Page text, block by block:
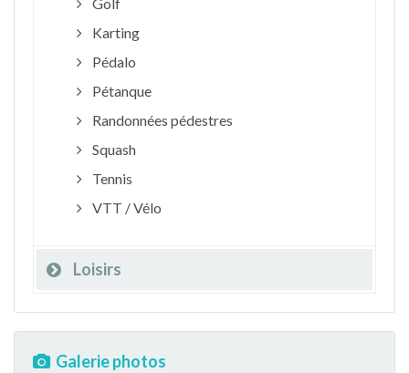
Karting
Pédalo
Pétanque
Randonnées pédestres
Squash
Tennis
VTT / Vélo
Loisirs
Galerie photos